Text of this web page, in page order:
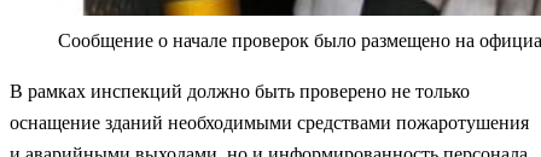
Сообщение о начале проверок было размещено на
В рамках инспекций должно быть проверено не только
оснащение зданий необходимыми средствами пожаротушения